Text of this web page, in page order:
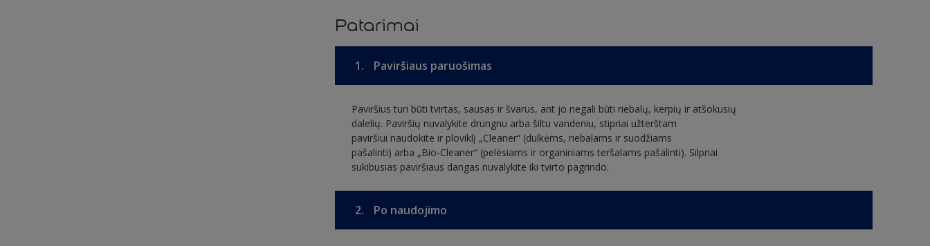
Patarimai
1. Paviršiaus paruošimas
Paviršius turi būti tvirtas, sausas ir švarus, ant jo negali būti riebalų, kerpių ir atšokusių
dalelių. Paviršių nuvalykite drungnu arba šiltu vandeniu, stipriai užterštam
paviršiui naudokite ir ploviklį „Cleaner“ (dulkėms, riebalams ir suodžiams
pašalinti) arba „Bio-Cleaner“ (pelėsiams ir organiniams teršalams pašalinti). Silpnai
sukibusias paviršiaus dangas nuvalykite iki tvirto pagrindo.
2. Po naudojimo